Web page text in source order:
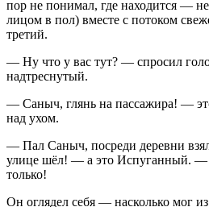
пор не понимал, где находится — не
лицом в пол) вместе с потоком
третий.
— Ну что у вас тут? — спросил
надтреснутый.
— Саныч, глянь на пассажира! —
над ухом.
— Пал Саныч, посреди деревни
улице шёл! — а это Испуганный. —
только!
Он оглядел себя — насколько мог